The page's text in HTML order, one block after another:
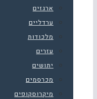
ארגזים
ערדליים
מלכודות
עזרים
יתושים
מכרסמים
מיקרוסקופים